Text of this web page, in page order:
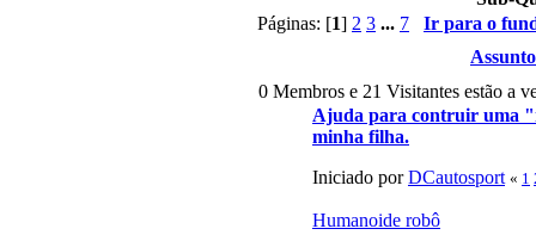
Páginas: [1] 2 3 ... 7
Ir para o
Assunto
0 Membros e 21 Visitantes estão a
Ajuda para contruir uma
minha filha.
Iniciado porDCautosport « 1
Humanoide robô